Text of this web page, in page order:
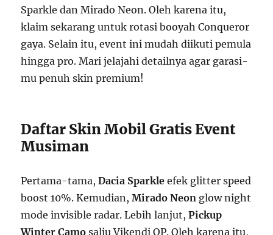
Sparkle dan Mirado Neon. Oleh karena itu,
klaim sekarang untuk rotasi booyah Conqueror
gaya. Selain itu, event ini mudah diikuti pemula
hingga pro. Mari jelajahi detailnya agar garasi-
mu penuh skin premium!
Daftar Skin Mobil Gratis Event
Musiman
Pertama-tama,Dacia Sparkle efek glitter speed
boost 10%. Kemudian,Mirado Neon glow night
mode invisible radar. Lebih lanjut,Pickup
Winter Camo salju Vikendi OP. Oleh karena itu,